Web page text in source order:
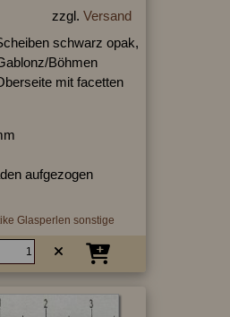
zzgl. Versand
schwarz opak,
Böhmen
mit facetten
aufgezogen
Glasperlen sonstige